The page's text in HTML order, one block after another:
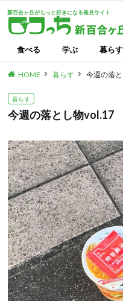
新百合ヶ丘がもっと好きになる発見サイト
食べる 学ぶ 暮らす
HOME 暮らす 今週の落
暮らす
今週の落とし物vol.17